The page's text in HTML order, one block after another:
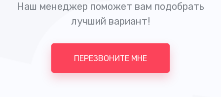
Наш менеджер поможет вам подобрать
лучший вариант!
ПЕРЕЗВОНИТЕ МНЕ